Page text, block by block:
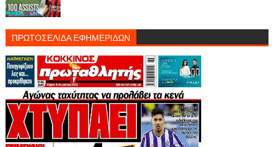
ΠΡΩΤΟΣΕΛΙΔΑ ΕΦΗΜΕΡΙΔΩΝ